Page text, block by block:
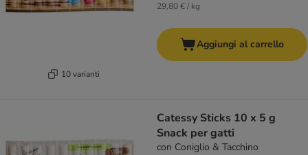
10 varianti
29,80 € / kg
Aggiungi al carrello
Catessy Sticks 10 x 5 g
Snack per gatti
con Coniglio & Tacchino